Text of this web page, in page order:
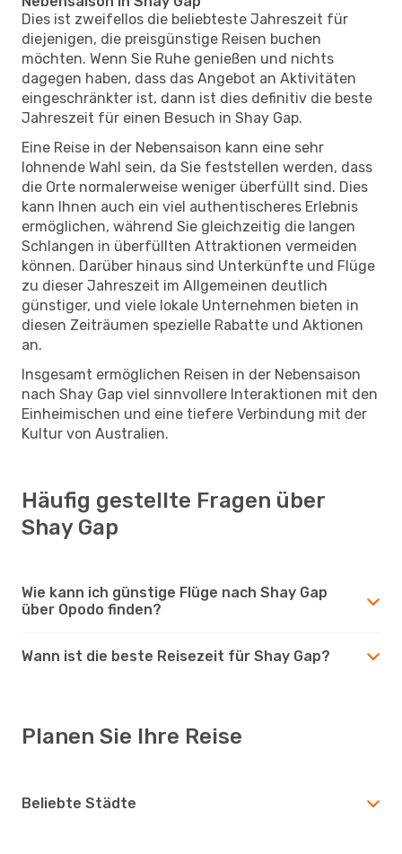
Dies ist zweifellos die beliebteste Jahreszeit für
diejenigen, die preisgünstige Reisen buchen
möchten. Wenn Sie Ruhe genießen und nichts
dagegen haben, dass das Angebot an Aktivitäten
eingeschränkter ist, dann ist dies definitiv die beste
Jahreszeit für einen Besuch in Shay Gap.
Eine Reise in der Nebensaison kann eine sehr
lohnende Wahl sein, da Sie feststellen werden, dass
die Orte normalerweise weniger überfüllt sind. Dies
kann Ihnen auch ein viel authentischeres Erlebnis
ermöglichen, während Sie gleichzeitig die langen
Schlangen in überfüllten Attraktionen vermeiden
können. Darüber hinaus sind Unterkünfte und Flüge
zu dieser Jahreszeit im Allgemeinen deutlich
günstiger, und viele lokale Unternehmen bieten in
diesen Zeiträumen spezielle Rabatte und Aktionen
an.
Insgesamt ermöglichen Reisen in der Nebensaison
nach Shay Gap viel sinnvollere Interaktionen mit den
Einheimischen und eine tiefere Verbindung mit der
Kultur von Australien.
Häufig gestellte Fragen über
Shay Gap
Wie kann ich günstige Flüge nach Shay Gap
über Opodo finden?
Wann ist die beste Reisezeit für Shay Gap?
Planen Sie Ihre Reise
Beliebte Städte